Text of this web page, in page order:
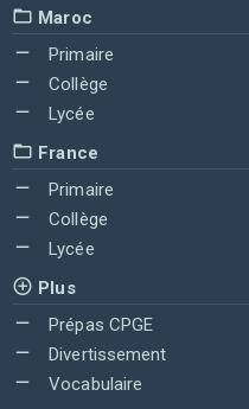
Maroc
Primaire
Collège
Lycée
France
Primaire
Collège
Lycée
Plus
Prépas CPGE
Divertissement
Vocabulaire